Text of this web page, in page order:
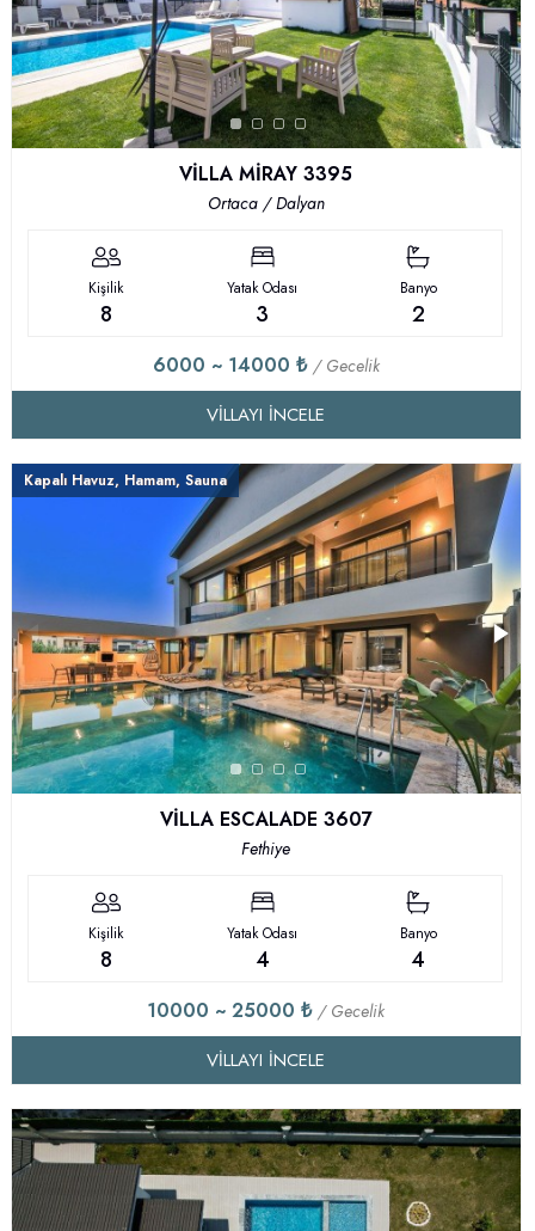
VİLLA MİRAY 3395
Ortaca / Dalyan
Kişilik
8
Yatak Odası
3
Banyo
2
6000 ~ 14000 ₺ / Gecelik
VILLAYI İNCELE
Kapalı Havuz, Hamam, Sauna
VİLLA ESCALADE 3607
Fethiye
Kişilik
8
Yatak Odası
4
Banyo
4
10000 ~ 25000 ₺ / Gecelik
VILLAYI İNCELE